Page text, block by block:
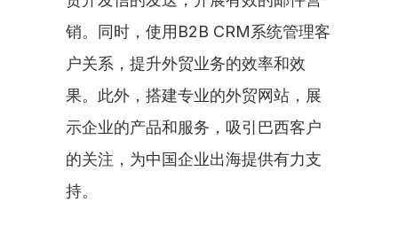
销。同时，使用B2B CRM系统管理客
户关系，提升外贸业务的效率和效
果。此外，搭建专业的外贸网站，展
示企业的产品和服务，吸引巴西客户
的关注，为中国企业出海提供有力支
持。